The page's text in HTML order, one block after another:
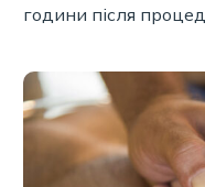
години після